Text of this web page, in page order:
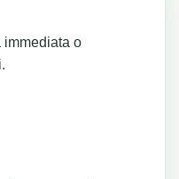
immediata o